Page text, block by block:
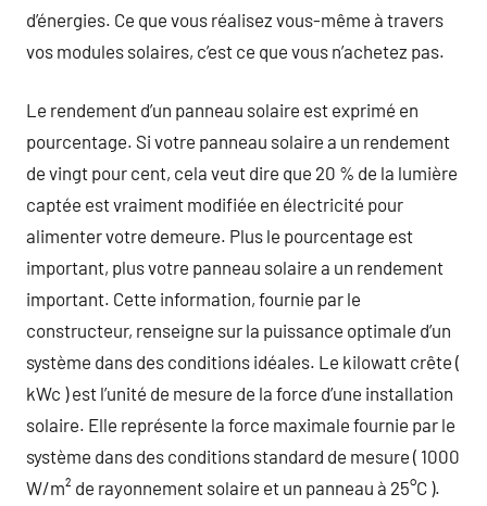
d’énergies. Ce que vous réalisez vous-même à travers
vos modules solaires, c’est ce que vous n’achetez pas.
Le rendement d’un panneau solaire est exprimé en
pourcentage. Si votre panneau solaire a un rendement
de vingt pour cent, cela veut dire que 20 % de la lumière
captée est vraiment modifiée en électricité pour
alimenter votre demeure. Plus le pourcentage est
important, plus votre panneau solaire a un rendement
important. Cette information, fournie par le
constructeur, renseigne sur la puissance optimale d’un
système dans des conditions idéales. Le kilowatt crête (
kWc ) est l’unité de mesure de la force d’une installation
solaire. Elle représente la force maximale fournie par le
système dans des conditions standard de mesure ( 1000
W/m² de rayonnement solaire et un panneau à 25°C ).